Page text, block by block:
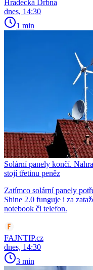
Hradecká Drbna
dnes, 14:30
1 min
Solární panely končí.
stojí třetinu peněz
Zatímco solární panely
Shine 2.0 funguje i za
notebook či telefon.
FAJNTIP.cz
dnes, 14:30
3 min